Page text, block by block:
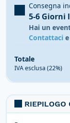
Consegna
5-6 Giorni
Hai un
Contattacie
Totale
IVA esclusa (22%)
RIEPILOGO